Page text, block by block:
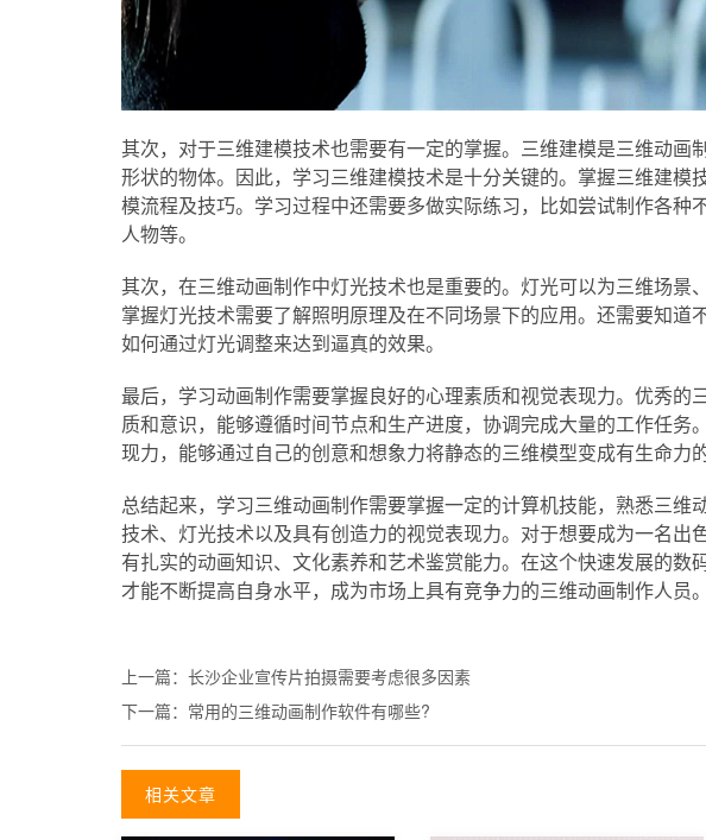
其次，对于三维建模技术也需要有一定的掌握。三维建模是三维动画
形状的物体。因此，学习三维建模技术是十分关键的。掌握三维建模
模流程及技巧。学习过程中还需要多做实际练习，比如尝试制作各种
人物等。
其次，在三维动画制作中灯光技术也是重要的。灯光可以为三维场景
掌握灯光技术需要了解照明原理及在不同场景下的应用。还需要知道
如何通过灯光调整来达到逼真的效果。
最后，学习动画制作需要掌握良好的心理素质和视觉表现力。优秀的
质和意识，能够遵循时间节点和生产进度，协调完成大量的工作任务
现力，能够通过自己的创意和想象力将静态的三维模型变成有生命力
总结起来，学习三维动画制作需要掌握一定的计算机技能，熟悉三维
技术、灯光技术以及具有创造力的视觉表现力。对于想要成为一名出
有扎实的动画知识、文化素养和艺术鉴赏能力。在这个快速发展的数
才能不断提高自身水平，成为市场上具有竞争力的三维动画制作人员。
上一篇： 长沙企业宣传片拍摄需要考虑很多因素
下一篇： 常用的三维动画制作软件有哪些?
相关文章